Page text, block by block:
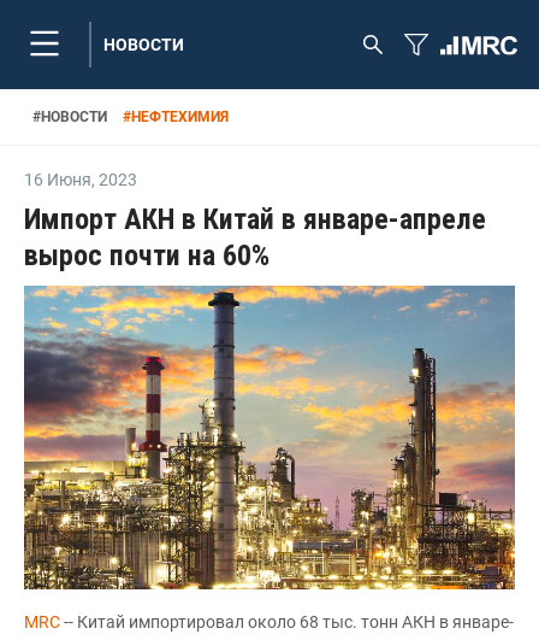
НОВОСТИ
#НОВОСТИ #НЕФТЕХИМИЯ
16 Июня, 2023
Импорт АКН в Китай в январе-апреле
вырос почти на 60%
MRC-- Китай импортировал около 68 тыс. тонн АКН в январе-